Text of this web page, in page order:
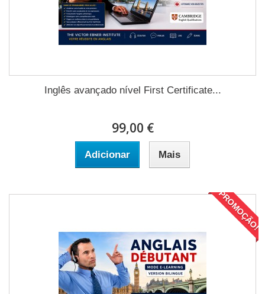
Inglês avançado nível First Certificate...
99,00 €
Adicionar Mais
PROMOÇÃO!